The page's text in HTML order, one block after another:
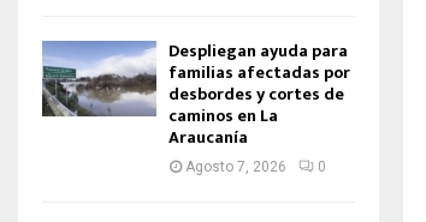
Despliegan ayuda para
familias afectadas por
desbordes y cortes de
caminos en La
Araucanía
Agosto 7, 2026 0